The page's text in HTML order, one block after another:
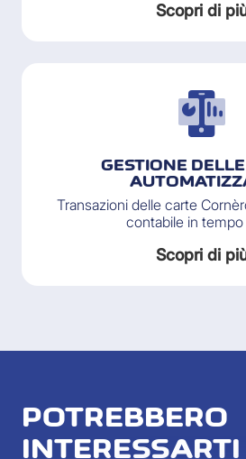
Scopri di
GESTIONE
Transazioni delle carte
contabile in tempo
Scopri di
POTREBBERO